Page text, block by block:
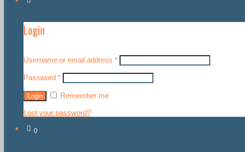
Login
Username or email address *
Password *
Remember me
Lost your password?
0